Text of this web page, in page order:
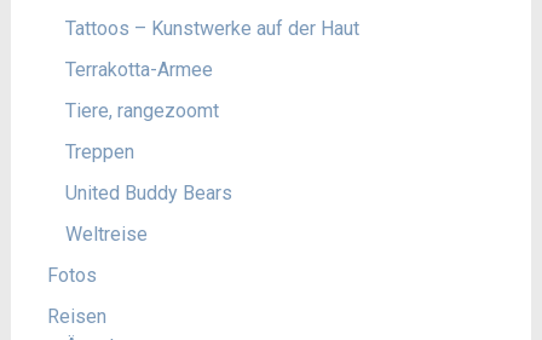
Tattoos – Kunstwerke auf der Haut
Terrakotta-Armee
Tiere, rangezoomt
Treppen
United Buddy Bears
Weltreise
Fotos
Reisen